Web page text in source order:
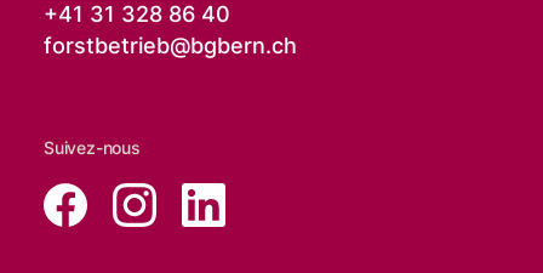
+41 31 328 86 40
forstbetrieb@bgbern.ch
Suivez-nous